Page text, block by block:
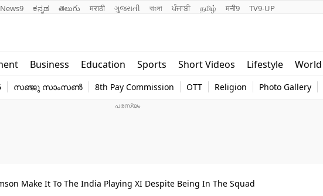
News9 ಕನ್ನಡ తెలుగు मराठी ગુજરાતી বাংলা ਪੰਜਾਬੀ தமிழ் मनी9 TV9-UP
Business Education Sports Short Videos Lifestyle World
world
Web Story
സഞ്ജു സാംസൺ 8th Pay Commission OTT Religion Photo Gallery
Make It To The India Playing XI Despite Being In The Squad